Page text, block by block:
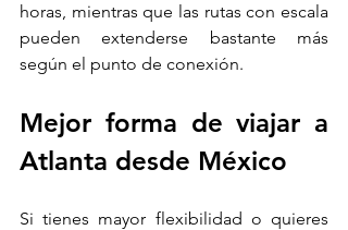
horas, mientras que las rutas con escala
pueden extenderse bastante más
según el punto de conexión.
Mejor forma de viajar a
Atlanta desde México
Si tienes mayor flexibilidad o quieres